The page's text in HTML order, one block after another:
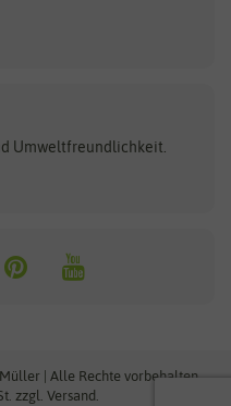
Hortitops
JUB Holland
Küpper
Umweltfreundlichkeit.
| Alle Rechte vorbehalten.
zzgl. Versand.